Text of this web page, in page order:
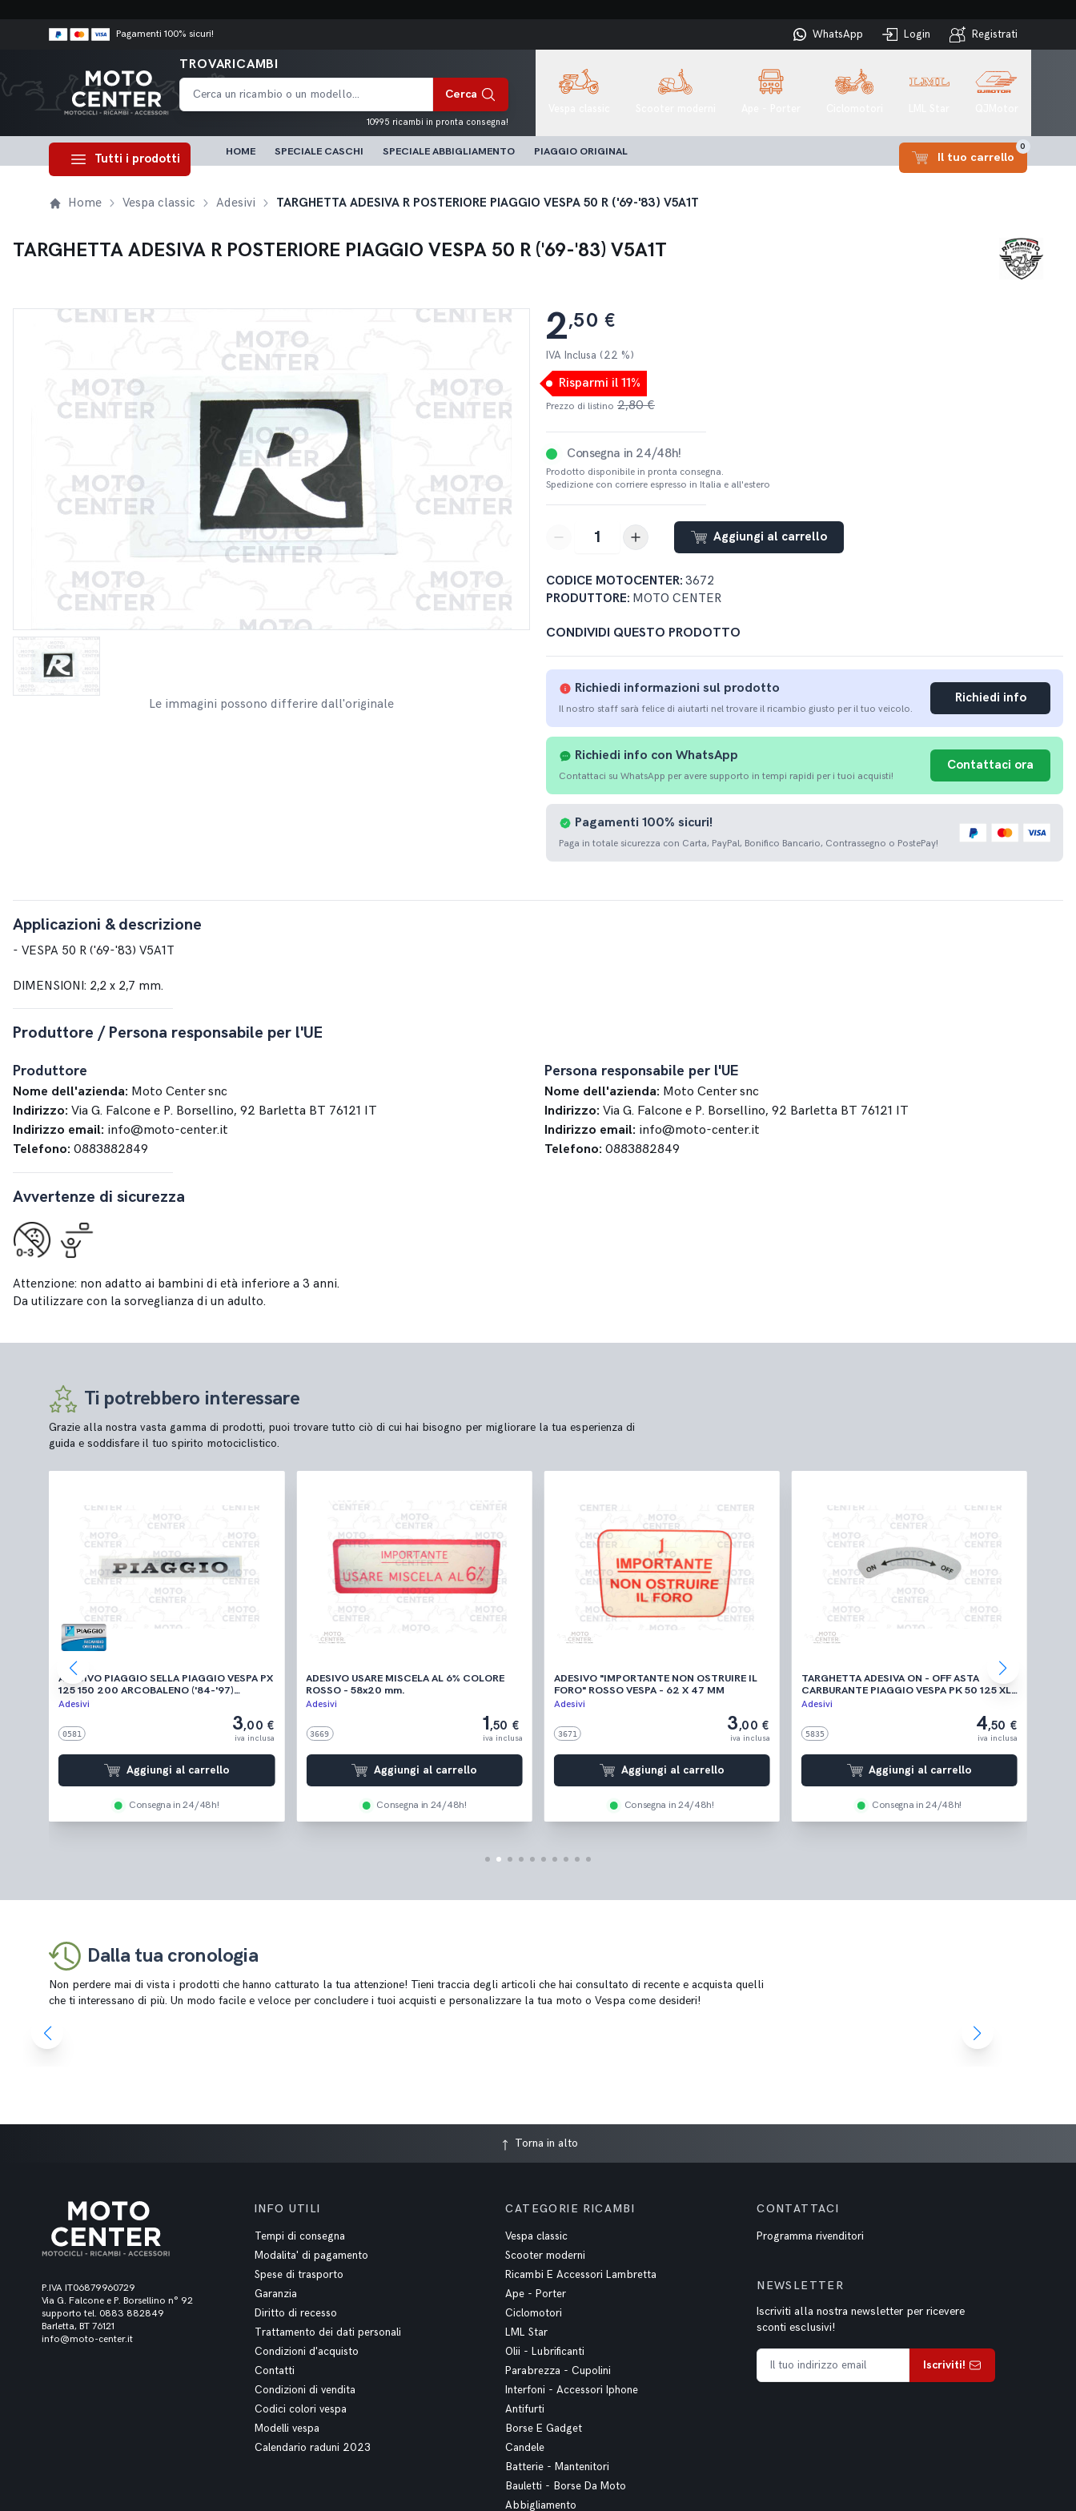
Pagamenti 100% sicuri! WhatsApp Login Registrati
TROVARICAMBI
Cerca
10995 ricambi in pronta consegna!
Tutti i prodotti
HOME SPECIALE CASCHI SPECIALE ABBIGLIAMENTO PIAGGIO ORIGINAL Il tuo carrello
0
Home Vespa classic Adesivi TARGHETTA ADESIVA R POSTERIORE PIAGGIO VESPA 50 R ('69-'83) V5A1T
TARGHETTA ADESIVA R POSTERIORE PIAGGIO VESPA 50 R ('69-'83) V5A1T
Le immagini possono differire dall'originale
2,50 €
IVA Inclusa (22 %)
Risparmi il 11%
Prezzo di listino 2,80 €
Consegna in 24/48h!
Prodotto disponibile in pronta consegna.
Spedizione con corriere espresso in Italia e all'estero
button-minusbutton-plus
Aggiungi al carrello
CODICE MOTOCENTER: 3672
PRODUTTORE: MOTO CENTER
CONDIVIDI QUESTO PRODOTTO
Richiedi informazioni sul prodotto
Il nostro staff sarà felice di aiutarti nel trovare il ricambio giusto per il tuo veicolo.
Richiedi info
Richiedi info con WhatsApp
Contattaci su WhatsApp per avere supporto in tempi rapidi per i tuoi acquisti!
Contattaci ora
Pagamenti 100% sicuri!
Paga in totale sicurezza con Carta, PayPal, Bonifico Bancario, Contrassegno o PostePay!
Applicazioni & descrizione
- VESPA 50 R ('69-'83) V5A1T
DIMENSIONI: 2,2 x 2,7 mm.
Produttore / Persona responsabile per l'UE
Produttore
Nome dell'azienda: Moto Center snc
Indirizzo: Via G. Falcone e P. Borsellino, 92 Barletta BT 76121 IT
Indirizzo email: info@moto-center.it
Telefono: 0883882849
Persona responsabile per l'UE
Nome dell'azienda: Moto Center snc
Indirizzo: Via G. Falcone e P. Borsellino, 92 Barletta BT 76121 IT
Indirizzo email: info@moto-center.it
Telefono: 0883882849
Avvertenze di sicurezza
Attenzione: non adatto ai bambini di età inferiore a 3 anni.
Da utilizzare con la sorveglianza di un adulto.
Ti potrebbero interessare
Grazie alla nostra vasta gamma di prodotti, puoi trovare tutto ciò di cui hai bisogno per migliorare la tua esperienza di
guida e soddisfare il tuo spirito motociclistico.
ADESIVO PIAGGIO SELLA PIAGGIO VESPA PX
125 150 200 ARCOBALENO ('84-'97)
SFONDO GRIGIO
Adesivi
0581 3,00 €
iva inclusa
Aggiungi al carrello
Consegna in 24/48h!
ADESIVO USARE MISCELA AL 6% COLORE
ROSSO - 58x20 mm.
Adesivi
3669 1,50 €
iva inclusa
Aggiungi al carrello
Consegna in 24/48h!
ADESIVO "IMPORTANTE NON OSTRUIRE IL
FORO" ROSSO VESPA - 62 X 47 MM
Adesivi
3671 3,00 €
iva inclusa
Aggiungi al carrello
Consegna in 24/48h!
TARGHETTA ADESIVA ON - OFF ASTA
CARBURANTE PIAGGIO VESPA PK 50 125 XL
- 50 XL PLURIMATIC - 125 ETS
Adesivi
5835 4,50 €
iva inclusa
Aggiungi al carrello
Consegna in 24/48h!
Dalla tua cronologia
Non perdere mai di vista i prodotti che hanno catturato la tua attenzione! Tieni traccia degli articoli che hai consultato di recente e acquista quelli
che ti interessano di più. Un modo facile e veloce per concludere i tuoi acquisti e personalizzare la tua moto o Vespa come desideri!
Torna in alto
P.IVA IT06879960729
Via G. Falcone e P. Borsellino n° 92
supporto tel. 0883 882849
Barletta, BT 76121
info@moto-center.it
INFO UTILI
Tempi di consegna
Modalita' di pagamento
Spese di trasporto
Garanzia
Diritto di recesso
Trattamento dei dati personali
Condizioni d'acquisto
Contatti
Condizioni di vendita
Codici colori vespa
Modelli vespa
Calendario raduni 2023
CATEGORIE RICAMBI
Vespa classic
Scooter moderni
Ricambi E Accessori Lambretta
Ape - Porter
Ciclomotori
LML Star
Olii - Lubrificanti
Parabrezza - Cupolini
Interfoni - Accessori Iphone
Antifurti
Borse E Gadget
Candele
Batterie - Mantenitori
Bauletti - Borse Da Moto
Abbigliamento
CONTATTACI
Programma rivenditori
NEWSLETTER
Iscriviti alla nostra newsletter per ricevere
sconti esclusivi!
Iscriviti!